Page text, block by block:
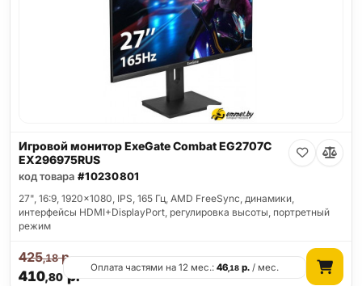
Игровой монитор ExeGate Combat EG2707C
EX296975RUS
код товара #10230801
27", 16:9, 1920x1080, IPS, 165 Гц, AMD FreeSync, динамики,
интерфейсы HDMI+DisplayPort, регулировка высоты, портретный
режим
410,80р.
425,18р.
Оплата частями на 12 мес.:46,18 р. / мес.